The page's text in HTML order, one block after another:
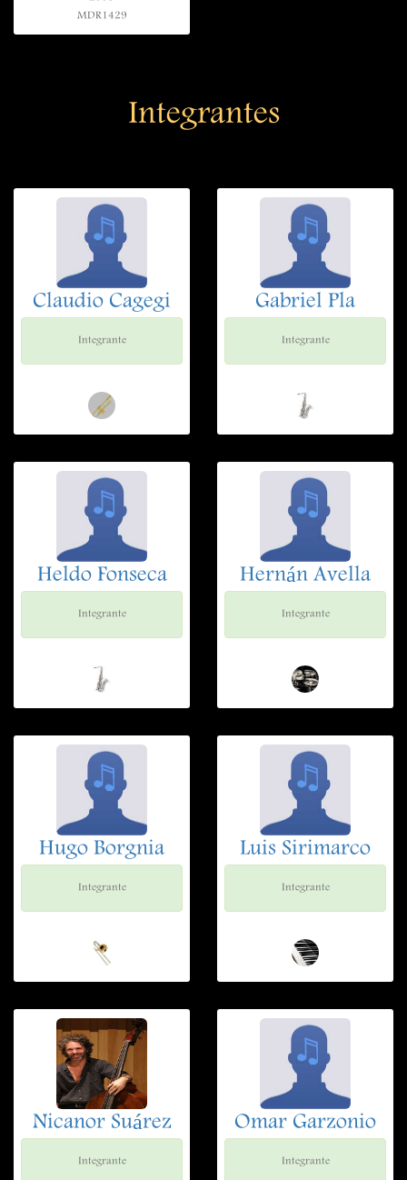
MDR1429
Integrantes
Claudio Cagegi
Integrante
Gabriel Pla
Integrante
Heldo Fonseca
Integrante
Hernán Avella
Integrante
Hugo Borgnia
Integrante
Luis Sirimarco
Integrante
Nicanor Suárez
Integrante
Omar Garzonio
Integrante